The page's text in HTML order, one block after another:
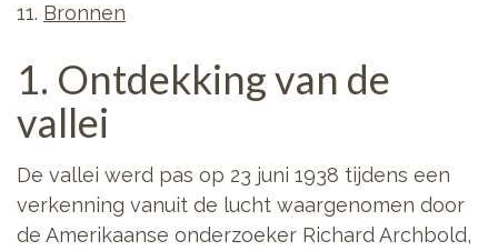
11. Bronnen
1. Ontdekking van de
vallei
De vallei werd pas op 23 juni 1938 tijdens een
verkenning vanuit de lucht waargenomen door
de Amerikaanse onderzoeker Richard Archbold,